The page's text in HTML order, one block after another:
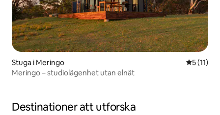
Stuga i Meringo 5 av 5 i
5 (11)
Meringo – studiolägenhet utan elnät
Destinationer att utforska